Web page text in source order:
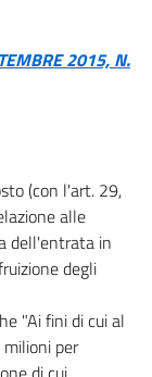
2015, N.
(con l'art. 29,
alle
dell'entrata in
degli
"Ai fini di cui al
per